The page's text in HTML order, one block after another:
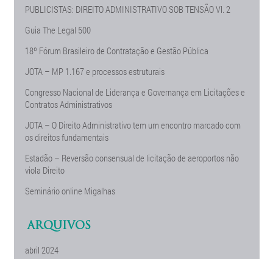
PUBLICISTAS: DIREITO ADMINISTRATIVO SOB TENSÃO Vl. 2
Guia The Legal 500
18º Fórum Brasileiro de Contratação e Gestão Pública
JOTA – MP 1.167 e processos estruturais
Congresso Nacional de Liderança e Governança em Licitações e
Contratos Administrativos
JOTA – O Direito Administrativo tem um encontro marcado com
os direitos fundamentais
Estadão – Reversão consensual de licitação de aeroportos não
viola Direito
Seminário online Migalhas
ARQUIVOS
abril 2024